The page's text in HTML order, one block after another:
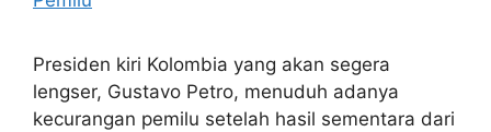
Presiden kiri Kolombia yang akan segera
lengser, Gustavo Petro, menuduh adanya
kecurangan pemilu setelah hasil sementara dari